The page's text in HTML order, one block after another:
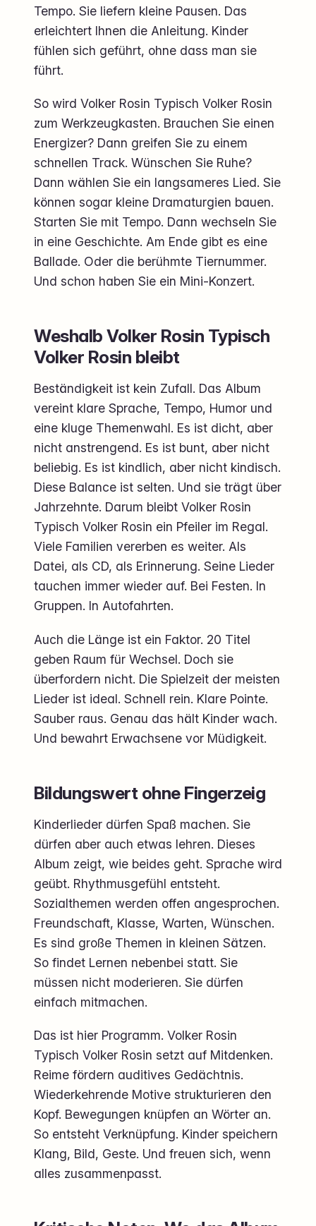
Tempo. Sie liefern kleine Pausen. Das
erleichtert Ihnen die Anleitung. Kinder
fühlen sich geführt, ohne dass man sie
führt.
So wird Volker Rosin Typisch Volker Rosin
zum Werkzeugkasten. Brauchen Sie einen
Energizer? Dann greifen Sie zu einem
schnellen Track. Wünschen Sie Ruhe?
Dann wählen Sie ein langsameres Lied. Sie
können sogar kleine Dramaturgien bauen.
Starten Sie mit Tempo. Dann wechseln Sie
in eine Geschichte. Am Ende gibt es eine
Ballade. Oder die berühmte Tiernummer.
Und schon haben Sie ein Mini-Konzert.
Weshalb Volker Rosin Typisch
Volker Rosin bleibt
Beständigkeit ist kein Zufall. Das Album
vereint klare Sprache, Tempo, Humor und
eine kluge Themenwahl. Es ist dicht, aber
nicht anstrengend. Es ist bunt, aber nicht
beliebig. Es ist kindlich, aber nicht kindisch.
Diese Balance ist selten. Und sie trägt über
Jahrzehnte. Darum bleibt Volker Rosin
Typisch Volker Rosin ein Pfeiler im Regal.
Viele Familien vererben es weiter. Als
Datei, als CD, als Erinnerung. Seine Lieder
tauchen immer wieder auf. Bei Festen. In
Gruppen. In Autofahrten.
Auch die Länge ist ein Faktor. 20 Titel
geben Raum für Wechsel. Doch sie
überfordern nicht. Die Spielzeit der meisten
Lieder ist ideal. Schnell rein. Klare Pointe.
Sauber raus. Genau das hält Kinder wach.
Und bewahrt Erwachsene vor Müdigkeit.
Bildungswert ohne Fingerzeig
Kinderlieder dürfen Spaß machen. Sie
dürfen aber auch etwas lehren. Dieses
Album zeigt, wie beides geht. Sprache wird
geübt. Rhythmusgefühl entsteht.
Sozialthemen werden offen angesprochen.
Freundschaft, Klasse, Warten, Wünschen.
Es sind große Themen in kleinen Sätzen.
So findet Lernen nebenbei statt. Sie
müssen nicht moderieren. Sie dürfen
einfach mitmachen.
Das ist hier Programm. Volker Rosin
Typisch Volker Rosin setzt auf Mitdenken.
Reime fördern auditives Gedächtnis.
Wiederkehrende Motive strukturieren den
Kopf. Bewegungen knüpfen an Wörter an.
So entsteht Verknüpfung. Kinder speichern
Klang, Bild, Geste. Und freuen sich, wenn
alles zusammenpasst.